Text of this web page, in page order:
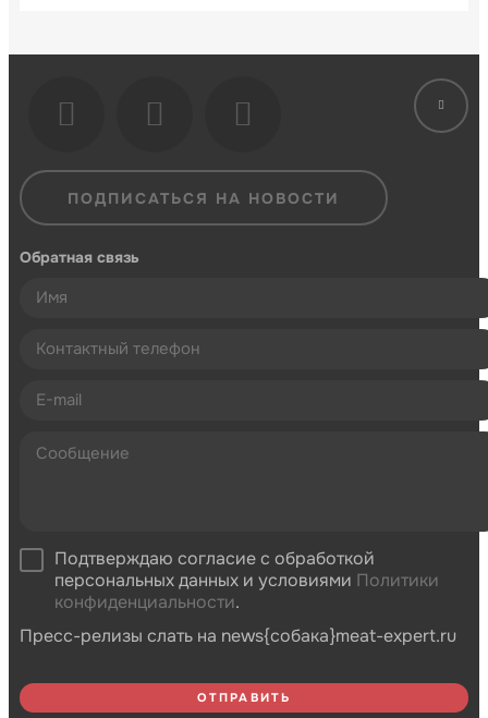
ПОДПИСАТЬСЯ НА НОВОСТИ
Обратная связь
Подтверждаю согласие с обработкой
персональных данных и условиями Политики
конфиденциальности.
Пресс-релизы слать на news{собака}meat-expert.ru